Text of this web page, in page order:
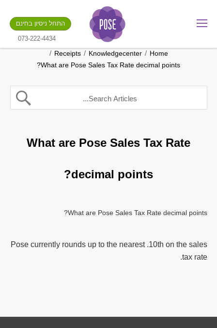
.gotpose.com
התחל ניסיון בחינם
073-222-4434
Home
/
Knowledgecenter
/
Receipts
/
What are Pose Sales Tax Rate decimal points?
What are Pose Sales Tax Rate
decimal points?
What are Pose Sales Tax Rate decimal points?
Pose currently rounds up to the nearest .10th on the sales
tax rate.